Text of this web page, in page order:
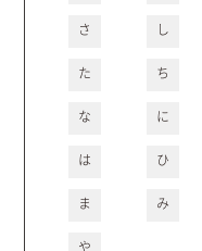
さ し
た ち
な に
は ひ
ま み
や